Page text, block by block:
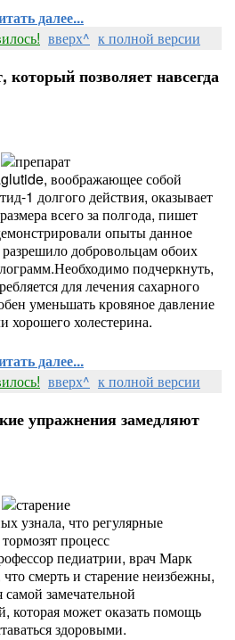
далее...
вверх^ к полной версии
который позволяет навсегда
воображающее собой
1 долгого действия, оказывает
всего за полгода, пишет
опыты данное
разрешило добровольцам обоих
подчеркнуть,
для лечения сахарного
уменьшать кровяное давление
хорошего холестерина.
далее...
вверх^ к полной версии
упражнения замедляют
узнала, что регулярные
процесс
педиатрии, врач Марк
смерть и старение неизбежны,
замечательной
которая может оказать помощь
здоровыми.